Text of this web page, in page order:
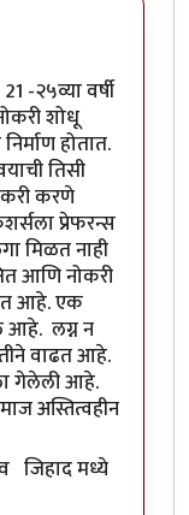
-२५व्या वर्षी
शोधू
होतात.
तिसी
करणे
प्रेफरन्स
मिळत नाही
आणि नोकरी
आहे. एक
आहे. लग्न न
वाढत आहे.
गेलेली आहे.
अस्तित्वहीन
जिहाद मध्ये